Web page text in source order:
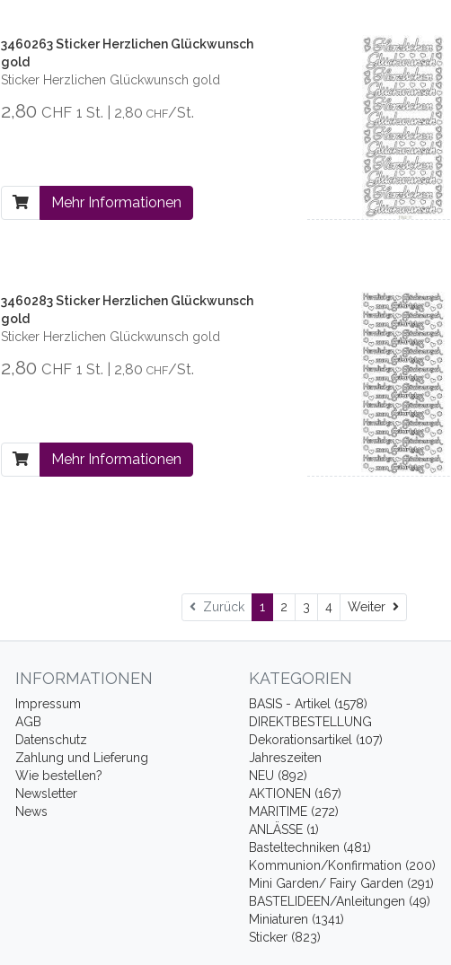
3460263 Sticker Herzlichen Glückwunsch
gold
Sticker Herzlichen Glückwunsch gold
2,80 CHF 1 St. | 2,80 CHF/St.
Mehr Informationen
3460283 Sticker Herzlichen Glückwunsch
gold
Sticker Herzlichen Glückwunsch gold
2,80 CHF 1 St. | 2,80 CHF/St.
Mehr Informationen
Zurück 1 2 3 4 Weiter Weiter
INFORMATIONEN
Impressum
AGB
Datenschutz
Zahlung und Lieferung
Wie bestellen?
Newsletter
News
KATEGORIEN
BASIS - Artikel (1578)
DIREKTBESTELLUNG
Dekorationsartikel (107)
Jahreszeiten
NEU (892)
AKTIONEN (167)
MARITIME (272)
ANLÄSSE (1)
Basteltechniken (481)
Kommunion/Konfirmation (200)
Mini Garden/ Fairy Garden (291)
BASTELIDEEN/Anleitungen (49)
Miniaturen (1341)
Sticker (823)